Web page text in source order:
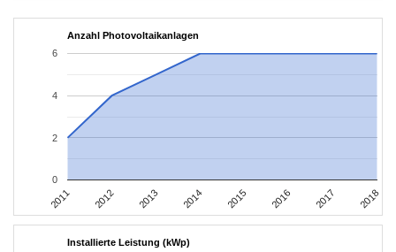
Anzahl Photovoltaikanlagen
2011 2012 2013 2014 2015 2016 2017 2018
0
2
4
6
Installierte Leistung (kWp)